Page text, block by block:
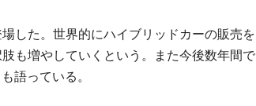
した。世界的にハイブリッドカーの販売を
も増やしていくという。また今後数年間で
語っている。